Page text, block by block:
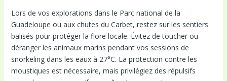
Lors de vos explorations dans le Parc national de la
Guadeloupe ou aux chutes du Carbet, restez sur les sentiers
balisés pour protéger la flore locale. Évitez de toucher ou
déranger les animaux marins pendant vos sessions de
snorkeling dans les eaux à 27°C. La protection contre les
moustiques est nécessaire, mais privilégiez des répulsifs